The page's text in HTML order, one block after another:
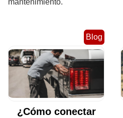
mantenimiento.
Blog
¿Cómo conectar